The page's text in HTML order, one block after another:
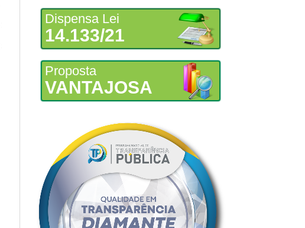
Dispensa Lei
14.133/21
Proposta
VANTAJOSA